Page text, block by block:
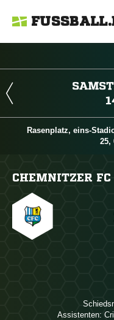
Rasenplatz, eins-
25,
CHEMNITZER FC
Assistenten: